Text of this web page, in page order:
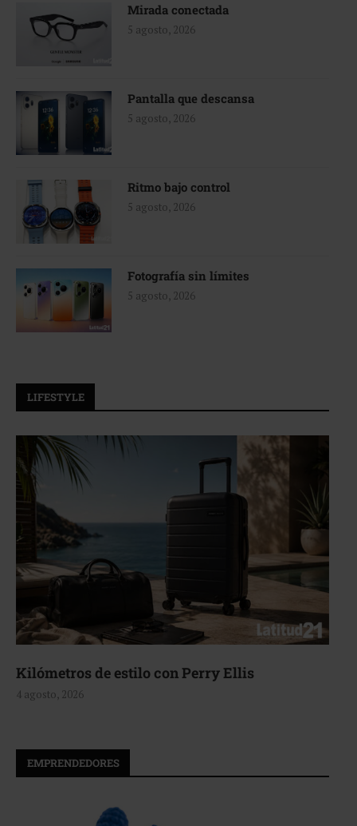
Mirada conectada
5 agosto, 2026
Pantalla que descansa
5 agosto, 2026
Ritmo bajo control
5 agosto, 2026
Fotografía sin límites
5 agosto, 2026
LIFESTYLE
de estilo con Perry Ellis
EMPRENDEDORES